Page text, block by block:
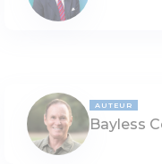
AUTEUR
Bayless